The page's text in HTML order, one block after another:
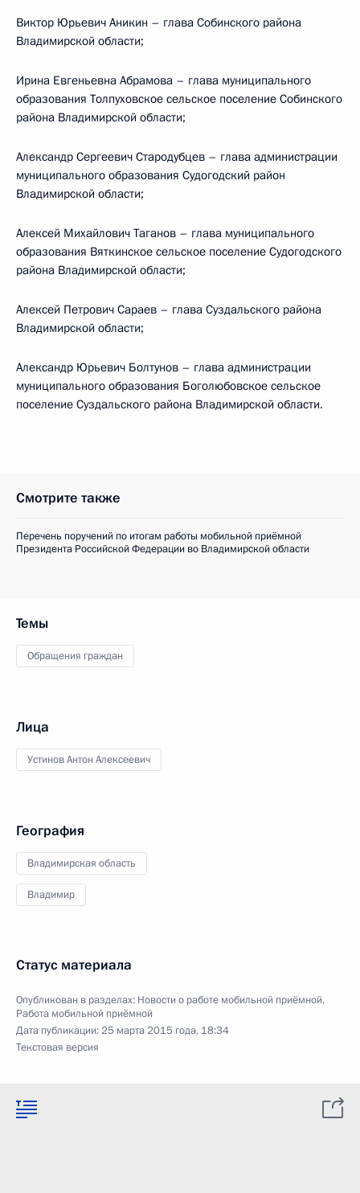
Виктор Юрьевич Аникин – глава Собинского района
Владимирской области;
Ирина Евгеньевна Абрамова – глава муниципального
образования Толпуховское сельское поселение Собинского
района Владимирской области;
Александр Сергеевич Стародубцев – глава администрации
муниципального образования Судогодский район
Владимирской области;
Алексей Михайлович Таганов – глава муниципального
образования Вяткинское сельское поселение Судогодского
района Владимирской области;
Алексей Петрович Сараев – глава Суздальского района
Владимирской области;
Александр Юрьевич Болтунов – глава администрации
муниципального образования Боголюбовское сельское
поселение Суздальского района Владимирской области.
Смотрите также
Перечень поручений по итогам работы мобильной приёмной
Президента Российской Федерации во Владимирской области
Темы
Обращения граждан
Лица
Устинов Антон Алексеевич
География
Владимирская область
Владимир
Статус материала
Опубликован в разделах: Новости о работе мобильной приёмной,
Работа мобильной приёмной
Дата публикации:25 марта 2015 года, 18:34
Текстовая версия